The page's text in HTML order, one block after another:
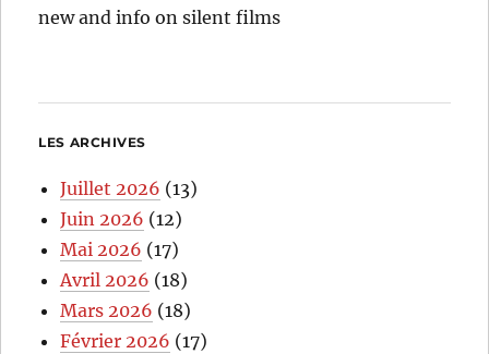
new and info on silent films
LES ARCHIVES
Juillet 2026 (13)
Juin 2026 (12)
Mai 2026 (17)
Avril 2026 (18)
Mars 2026 (18)
Février 2026 (17)